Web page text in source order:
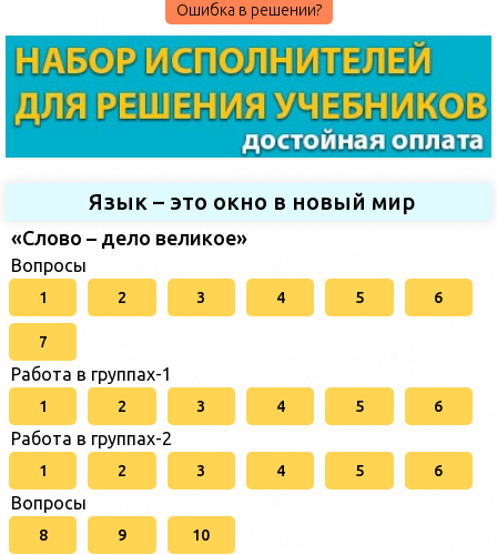
Ошибка в решении?
Язык – это окно в новый мир
«Слово – дело великое»
Вопросы
1 2 3 4 5 6
7
Работа в группах-1
1 2 3 4 5 6
Работа в группах-2
1 2 3 4 5 6
Вопросы
8 9 10